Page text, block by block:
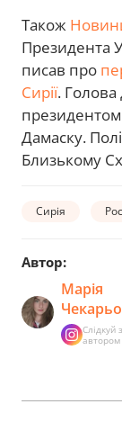
Також
Президента
писав про
Сирії.
Дамаску.
Близькому
Сирія
Автор:
Марія
Слідкуй
автором